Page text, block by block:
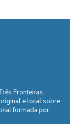
Fronteiras.
e local sobre
formada por